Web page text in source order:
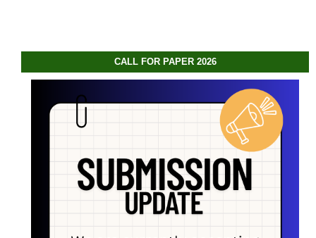
CALL FOR PAPER 2026